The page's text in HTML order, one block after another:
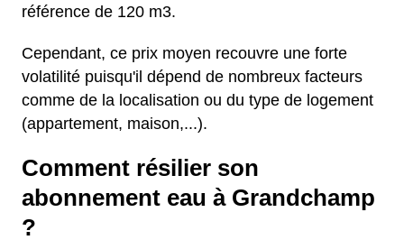
référence de 120 m3.
Cependant, ce prix moyen recouvre une forte
volatilité puisqu'il dépend de nombreux facteurs
comme de la localisation ou du type de logement
(appartement, maison,...).
Comment résilier son
abonnement eau à Grandchamp
?